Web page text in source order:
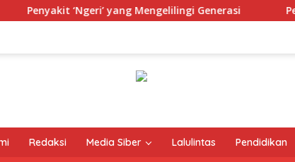
‘Ngeri’ yang Mengelilingi Generasi Penyakit
Redaksi Media Siber Lalulintas Pendidikan